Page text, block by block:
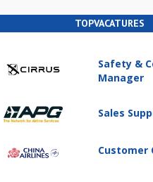
TOPVACATURES
Safety &
Manager
Sales
Customer